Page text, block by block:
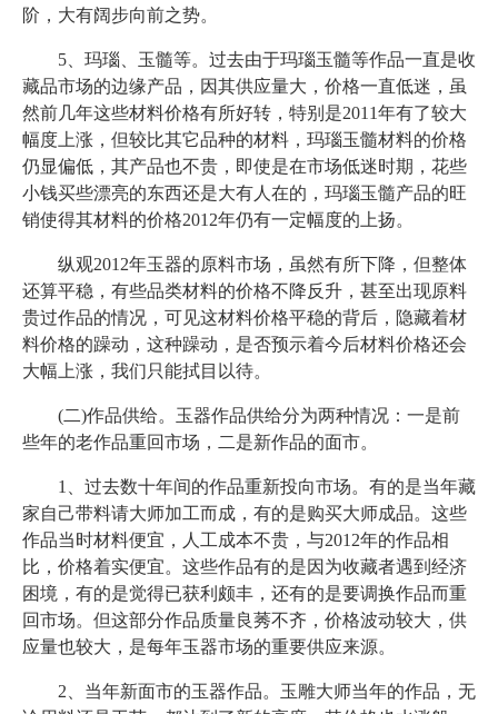
阶，大有阔步向前之势。
5、玛瑙、玉髓等。过去由于玛瑙玉髓等作品一直是收
藏品市场的边缘产品，因其供应量大，价格一直低迷，虽
然前几年这些材料价格有所好转，特别是2011年有了较大
幅度上涨，但较比其它品种的材料，玛瑙玉髓材料的价格
仍显偏低，其产品也不贵，即使是在市场低迷时期，花些
小钱买些漂亮的东西还是大有人在的，玛瑙玉髓产品的旺
销使得其材料的价格2012年仍有一定幅度的上扬。
纵观2012年玉器的原料市场，虽然有所下降，但整体
还算平稳，有些品类材料的价格不降反升，甚至出现原料
贵过作品的情况，可见这材料价格平稳的背后，隐藏着材
料价格的躁动，这种躁动，是否预示着今后材料价格还会
大幅上涨，我们只能拭目以待。
(二)作品供给。玉器作品供给分为两种情况：一是前
些年的老作品重回市场，二是新作品的面市。
1、过去数十年间的作品重新投向市场。有的是当年藏
家自己带料请大师加工而成，有的是购买大师成品。这些
作品当时材料便宜，人工成本不贵，与2012年的作品相
比，价格着实便宜。这些作品有的是因为收藏者遇到经济
困境，有的是觉得已获利颇丰，还有的是要调换作品而重
回市场。但这部分作品质量良莠不齐，价格波动较大，供
应量也较大，是每年玉器市场的重要供应来源。
2、当年新面市的玉器作品。玉雕大师当年的作品，无